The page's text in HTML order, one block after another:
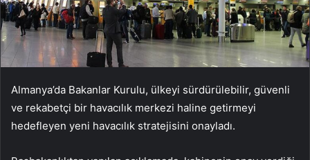
Almanya’da Bakanlar Kurulu, ülkeyi sürdürülebilir, güvenli
ve rekabetçi bir havacılık merkezi haline getirmeyi
hedefleyen yeni havacılık stratejisini onayladı.